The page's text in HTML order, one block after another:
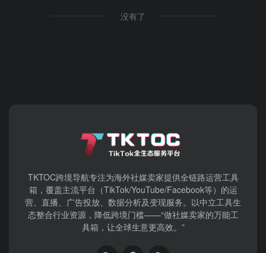
没有了
TKTOC跨境导航​专注为海外社媒卖家提供全链路运营工具
箱，覆盖主流平台（TikTok/YouTube/Facebook等）​的运
营、直播、广告投放、数据分析及变现服务。以中立工具生
态整合行业资源，降低跨境门槛——“做社媒卖家的万能工
具箱，让全球生意更高效。”